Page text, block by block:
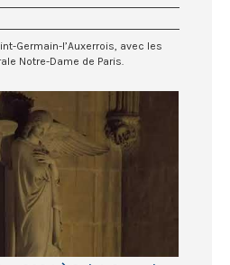
Germain-l’Auxerrois, avec les
Notre-Dame de Paris.